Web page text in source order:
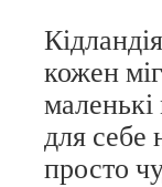
кожен
для себе
просто